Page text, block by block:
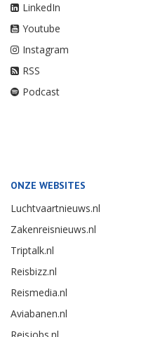
LinkedIn
Youtube
Instagram
RSS
Podcast
ONZE WEBSITES
Luchtvaartnieuws.nl
Zakenreisnieuws.nl
Triptalk.nl
Reisbizz.nl
Reismedia.nl
Aviabanen.nl